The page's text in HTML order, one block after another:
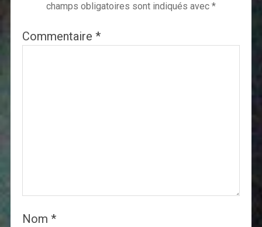
champs obligatoires sont indiqués avec *
Commentaire *
Nom *